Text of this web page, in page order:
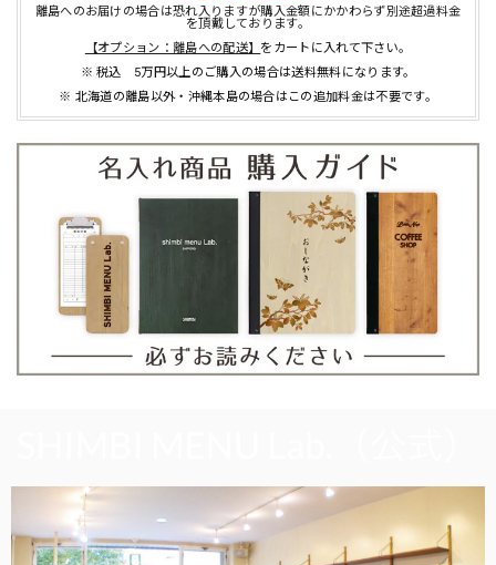
離島へのお届けの場合は恐れ入りますが購入金額にかかわらず別途超過料金
を頂戴しております。
【オプション：離島への配送】 をカートに入れて下さい。
※ 税込 5万円以上のご購入の場合は送料無料になります。
※ 北海道の離島以外・沖縄本島の場合はこの追加料金は不要です。